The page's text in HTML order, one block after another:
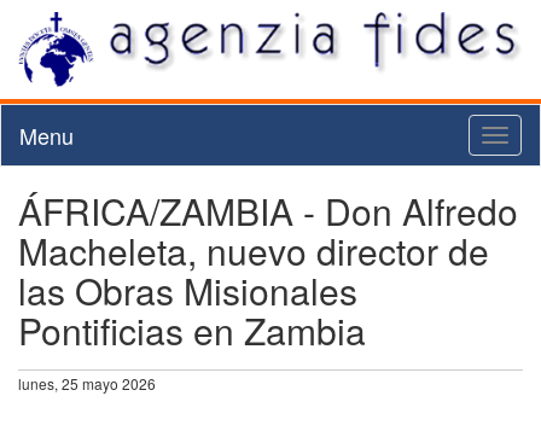
Menu
ÁFRICA/ZAMBIA - Don Alfredo
Macheleta, nuevo director de
las Obras Misionales
Pontificias en Zambia
lunes, 25 mayo 2026